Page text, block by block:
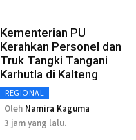
Kementerian PU
Kerahkan Personel dan
Truk Tangki Tangani
Karhutla di Kalteng
REGIONAL
Oleh Namira Kaguma
3 jam yang lalu.